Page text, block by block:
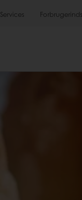
Services